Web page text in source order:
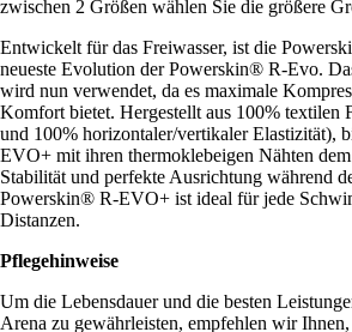
zwischen 2 Größen wählen Sie die größere
Entwickelt für das Freiwasser, ist die
neueste Evolution der Powerskin® R-Evo.
wird nun verwendet, da es maximale
Komfort bietet. Hergestellt aus 100% textilen
und 100% horizontaler/vertikaler Elastizität),
EVO+ mit ihren thermoklebeigen Nähten
Stabilität und perfekte Ausrichtung während
Powerskin® R-EVO+ ist ideal für jede
Distanzen.
Pflegehinweise
Um die Lebensdauer und die besten
Arena zu gewährleisten, empfehlen wir